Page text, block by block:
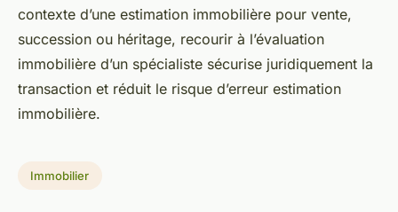
contexte d’une estimation immobilière pour vente,
succession ou héritage, recourir à l’évaluation
immobilière d’un spécialiste sécurise juridiquement la
transaction et réduit le risque d’erreur estimation
immobilière.
Immobilier